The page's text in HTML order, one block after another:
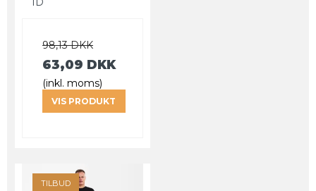
98,13 DKK
63,09 DKK
(inkl. moms)
VIS PRODUKT
TILBUD